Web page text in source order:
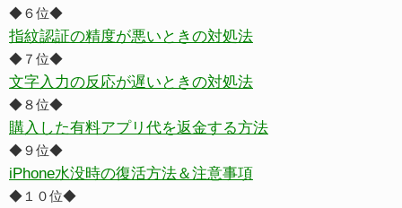
◆６位◆
指紋認証の精度が悪いときの対処法
◆７位◆
文字入力の反応が遅いときの対処法
◆８位◆
購入した有料アプリ代を返金する方法
◆９位◆
iPhone水没時の復活方法＆注意事項
◆１０位◆